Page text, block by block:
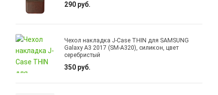
290 руб.
Чехол накладка J-Case THIN для SAMSUNG
Galaxy A3 2017 (SM-A320), силикон, цвет
серебристый
350 руб.